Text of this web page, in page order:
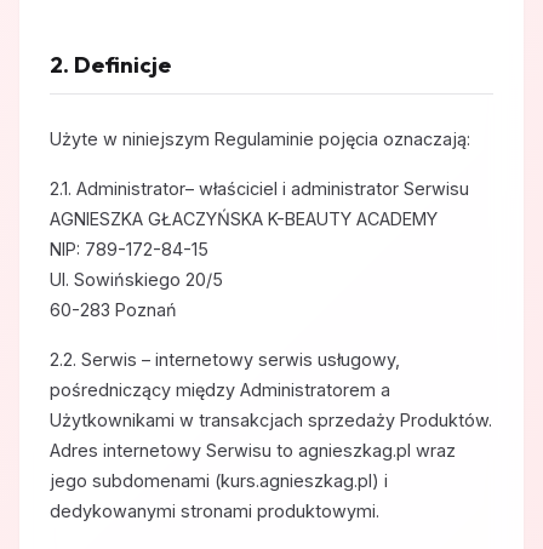
2. Definicje
Użyte w niniejszym Regulaminie pojęcia oznaczają:
2.1. Administrator– właściciel i administrator Serwisu
AGNIESZKA GŁACZYŃSKA K-BEAUTY ACADEMY
NIP: 789-172-84-15
Ul. Sowińskiego 20/5
60-283 Poznań
2.2. Serwis – internetowy serwis usługowy,
pośredniczący między Administratorem a
Użytkownikami w transakcjach sprzedaży Produktów.
Adres internetowy Serwisu to agnieszkag.pl wraz
jego subdomenami (kurs.agnieszkag.pl) i
dedykowanymi stronami produktowymi.